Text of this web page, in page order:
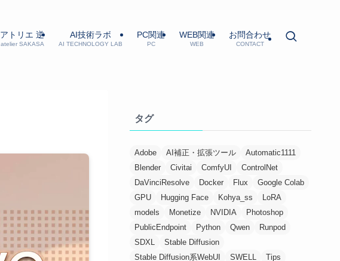
アトリエ 逆
atelier SAKASA
AI技術ラボ
AI TECHNOLOGY LAB
PC関連
PC
WEB関連
WEB
お問合わせ
CONTACT
タグ
Adobe AI補正・拡張ツール
Automatic1111
Blender
Civitai ComfyUI
ControlNet
DaVinciResolve
Docker Flux
Google Colab
GPU
Hugging Face Kohya_ss
LoRA
models
Monetize NVIDIA
Photoshop
PublicEndpoint
Python Qwen
Runpod
SDXL
Stable Diffusion
Stable Diffusion系WebUI
SWELL
Tips